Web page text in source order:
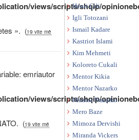
views/scripts/shqip/
». (19 vite më
emriautor
views/scripts/shqip/
(19 vite më
Henri Çili
Igli Totozani
Ismail Kadare
Kastriot Islami
Kim Mehmeti
Koloreto Cukali
Mentor Kikia
Mentor Nazarko
Mentor Nazarko
Mero Baze
Mimoza Dervishi
Miranda Vickers